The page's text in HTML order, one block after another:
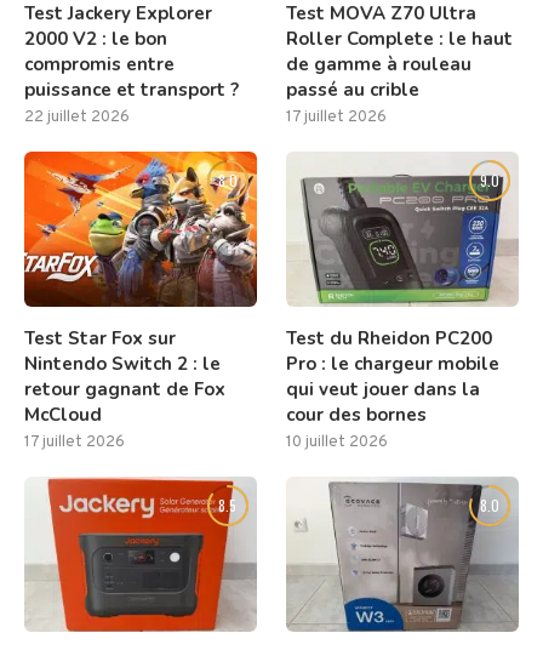
Test Jackery Explorer
2000 V2 : le bon
compromis entre
puissance et transport ?
22 juillet 2026
Test MOVA Z70 Ultra
Roller Complete : le haut
de gamme à rouleau
passé au crible
17 juillet 2026
8.0
Test Star Fox sur
Nintendo Switch 2 : le
retour gagnant de Fox
McCloud
17 juillet 2026
9.0
Test du Rheidon PC200
Pro : le chargeur mobile
qui veut jouer dans la
cour des bornes
10 juillet 2026
8.5 8.0